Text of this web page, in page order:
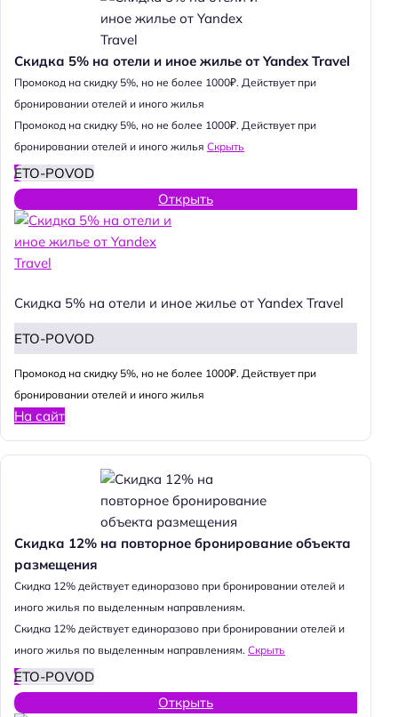
Скидка 5% на отели и иное жилье от Yandex Travel
Промокод на скидку 5%, но не более 1000₽. Действует при
бронировании отелей и иного жилья
Промокод на скидку 5%, но не более 1000₽. Действует при
бронировании отелей и иного жилья Скрыть
ETO-POVOD
Открыть
Скидка 5% на отели и иное жилье от Yandex Travel
ETO-POVOD
Промокод на скидку 5%, но не более 1000₽. Действует при
бронировании отелей и иного жилья
На сайт
Скидка 12% на повторное бронирование объекта
размещения
Cкидка 12% действует единоразово при бронировании отелей и
иного жилья по выделенным направлениям.
Cкидка 12% действует единоразово при бронировании отелей и
иного жилья по выделенным направлениям. Скрыть
ETO-POVOD
Открыть